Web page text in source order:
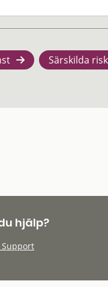
Särskilda
hjälp?
Support